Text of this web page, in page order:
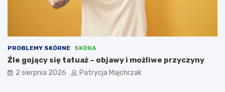
PROBLEMY SKÓRNE SKÓRA
Źle gojący się tatuaż – objawy i możliwe przyczyny
2 sierpnia 2026 Patrycja Majchrzak